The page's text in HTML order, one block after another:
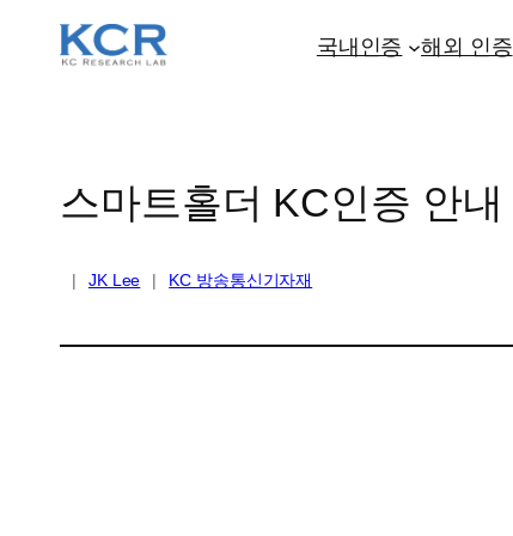
국내인증 해외 인증
스마트홀더 KC인증 안내
| JK Lee | KC 방송통신기자재